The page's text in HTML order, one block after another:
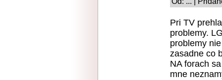
Pri TV
problemy.
problemy
zasadne co
NA forach
mne